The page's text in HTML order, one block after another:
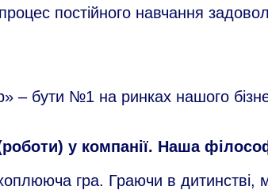
постійного навчання
– бути №1 на ринках нашого
у компанії. Наша
гра. Граючи в дитинстві,